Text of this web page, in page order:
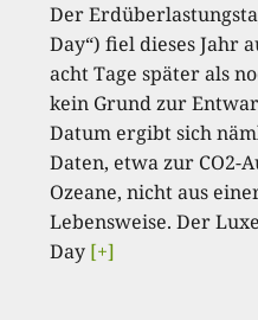
Der
Day“) fiel dieses Jahr
acht Tage später als
kein Grund zur
Datum ergibt sich
Daten, etwa zur CO2-
Ozeane, nicht aus
Lebensweise. Der
Day [+]